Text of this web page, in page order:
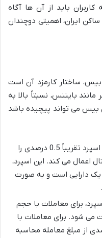
باید از آن ها آگاه
ساکن ایران، اهمیتی دوچندان
بیس، ساختار کارمزد آن است
بایننس، نسبتاً بالا به
بیس می تواند پیچیده باشد
کوین بیس یک اسپرد تقریباً 0.5 درصدی را
اعمال می کند. این اسپرد،
دارایی است و به صورت
برای معاملات با حجم
می شود. برای معاملات با
از مبلغ معامله محاسبه